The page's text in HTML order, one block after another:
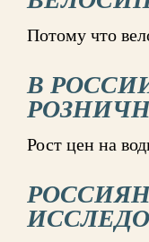
Потому что
В
Рост цен на